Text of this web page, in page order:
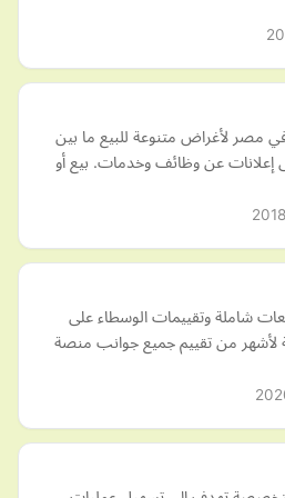
مصر لأغراض متنوعة للبيع ما بين
إعلانات عن وظائف وخدمات. بيع أو
شاملة وتقييمات الوسطاء على
لأشهر من تقييم جميع جوانب منصة